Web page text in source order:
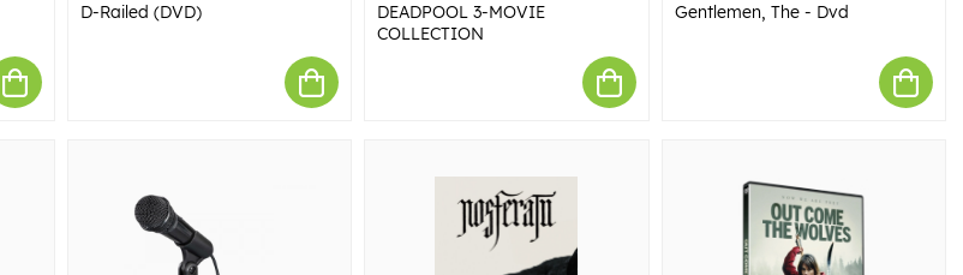
D-Railed (DVD)
DEADPOOL 3-MOVIE
COLLECTION
Gentlemen, The - Dvd